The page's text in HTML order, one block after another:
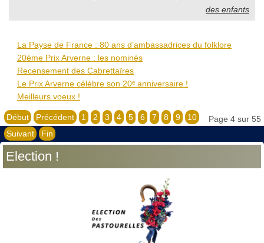
des enfants
La Payse de France : 80 ans d’ambassadrices du folklore
20ème Prix Arverne : les nominés
Recensement des Cabrettaïres
Le Prix Arverne célèbre son 20ᵉ anniversaire !
Meilleurs voeux !
Page 4 sur 55
Début Précédent 1 2 3 4 5 6 7 8 9
10
Suivant
Fin
Election !